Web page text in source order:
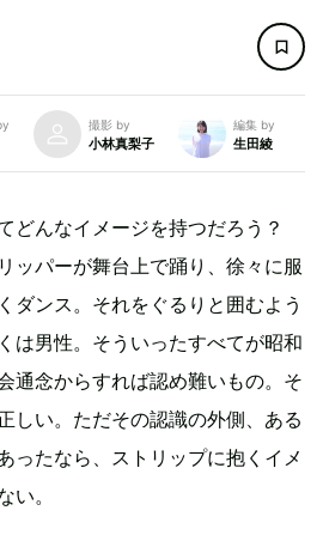
撮影 by
小林真梨子
編集 by
生田綾
どんなイメージを持つだろう？
ッパーが舞台上で踊り、徐々に服
ダンス。それをぐるりと囲むよう
は男性。そういったすべてが昭和
通念からすれば認め難いもの。そ
しい。ただその認識の外側、ある
ったなら、ストリップに抱くイメ
い。